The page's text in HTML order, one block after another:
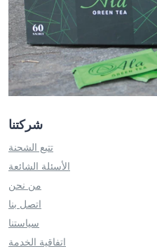
شركتنا
تتبع الشحنة
الأسئلة الشائعة
من نحن
اتصل بنا
سياستنا
اتفاقية الخدمة